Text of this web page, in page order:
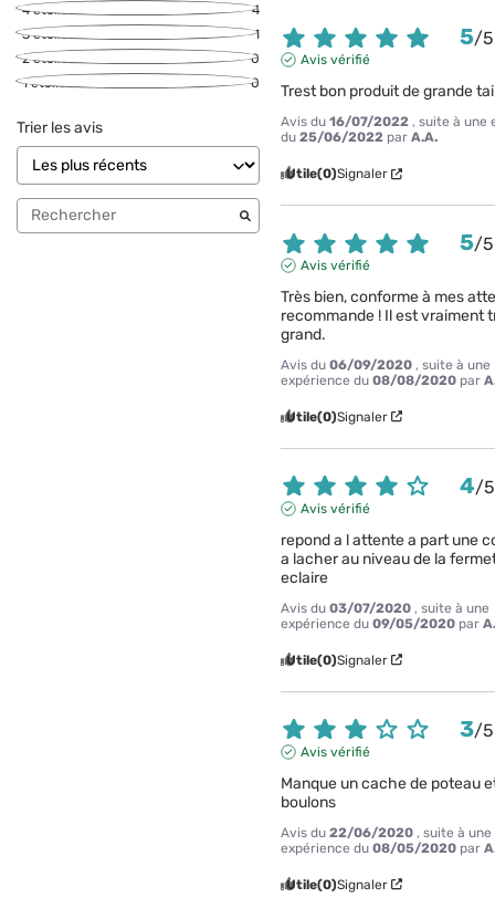
4étoiles
4
3étoiles
1
2étoiles
0
1étoile 0
Trier les avis
5/5
Avis vérifié
Trest bon produit de grande
Avis du16/07/2022 , suite à une
du25/06/2022 parA.A.
Utile(0)Signaler
5/5
Avis vérifié
Très bien, conforme à mes
recommande ! Il est vraiment
grand.
Avis du06/09/2020 , suite à une
expérience du08/08/2020 par
Utile(0)Signaler
4/5
Avis vérifié
repond a l attente a part une
a lacher au niveau de la
eclaire
Avis du03/07/2020 , suite à une
expérience du09/05/2020 par
Utile(0)Signaler
3/5
Avis vérifié
Manque un cache de poteau
boulons
Avis du22/06/2020 , suite à une
expérience du08/05/2020 par
Utile(0)Signaler